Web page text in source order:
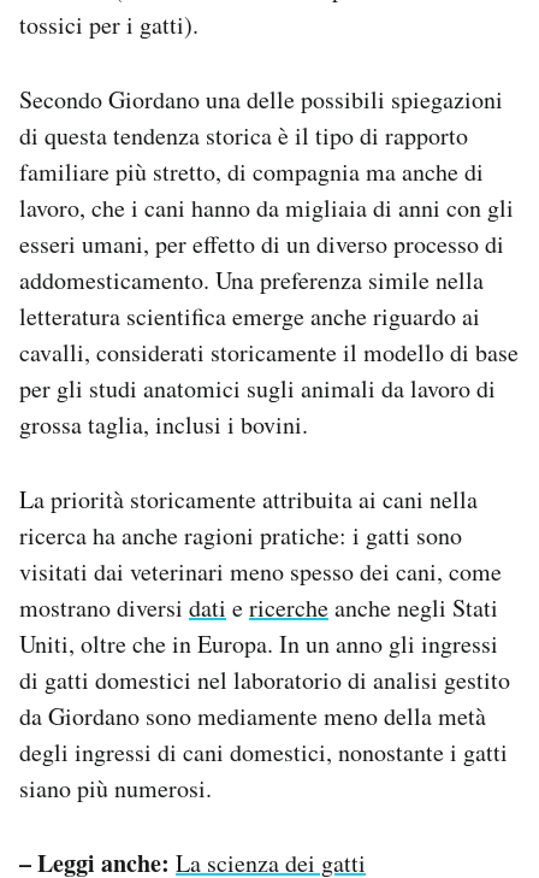
tossici per i gatti).
Secondo Giordano una delle possibili spiegazioni
di questa tendenza storica è il tipo di rapporto
familiare più stretto, di compagnia ma anche di
lavoro, che i cani hanno da migliaia di anni con gli
esseri umani, per effetto di un diverso processo di
addomesticamento. Una preferenza simile nella
letteratura scientifica emerge anche riguardo ai
cavalli, considerati storicamente il modello di base
per gli studi anatomici sugli animali da lavoro di
grossa taglia, inclusi i bovini.
La priorità storicamente attribuita ai cani nella
ricerca ha anche ragioni pratiche: i gatti sono
visitati dai veterinari meno spesso dei cani, come
mostrano diversi dati ericercheanche negli Stati
Uniti, oltre che in Europa. In un anno gli ingressi
di gatti domestici nel laboratorio di analisi gestito
da Giordano sono mediamente meno della metà
degli ingressi di cani domestici, nonostante i gatti
siano più numerosi.
– Leggi anche: La scienza dei gatti